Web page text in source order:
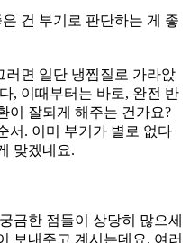
건 부기로 판단하는 게 좋
면 일단 냉찜질로 가라앉
, 이때부터는 바로, 완전 반
이 잘되게 해주는 건가요?
서. 이미 부기가 별로 없다
맞겠네요.
금한 점들이 상당히 많으세
보내주고 계시는데요. 여러